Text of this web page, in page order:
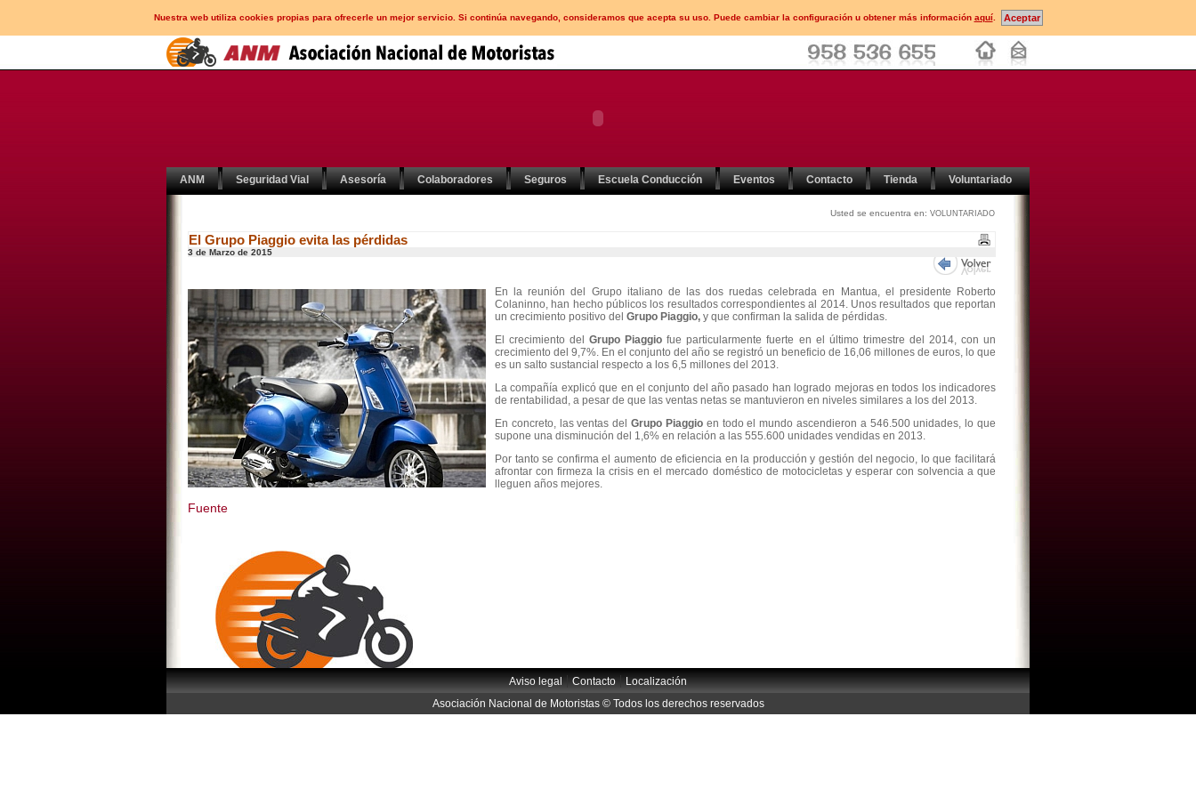
Nuestra web utiliza cookies propias para ofrecerle un mejor servicio. Si continúa navegando, consideramos que acepta su uso. Puede cambiar la configuración u obtener más información aquí.
ANM Seguridad Vial Asesoría Colaboradores Seguros Escuela Conducción Eventos Contacto Tienda Voluntariado
Usted se encuentra en: VOLUNTARIADO
El Grupo Piaggio evita las pérdidas
3 de Marzo de 2015
En la reunión del Grupo italiano de las dos ruedas celebrada en Mantua, el presidente Roberto
Colaninno, han hecho públicos los resultados correspondientes al 2014. Unos resultados que reportan
un crecimiento positivo del Grupo Piaggio, y que confirman la salida de pérdidas.
El crecimiento delGrupo Piaggio fue particularmente fuerte en el último trimestre del 2014, con un
crecimiento del 9,7%. En el conjunto del año se registró un beneficio de 16,06 millones de euros, lo que
es un salto sustancial respecto a los 6,5 millones del 2013.
La compañía explicó que en el conjunto del año pasado han logrado mejoras en todos los indicadores
de rentabilidad, a pesar de que las ventas netas se mantuvieron en niveles similares a los del 2013.
En concreto, las ventas del Grupo Piaggioen todo el mundo ascendieron a 546.500 unidades, lo que
supone una disminución del 1,6% en relación a las 555.600 unidades vendidas en 2013.
Por tanto se confirma el aumento de eficiencia en la producción y gestión del negocio, lo que facilitará
afrontar con firmeza la crisis en el mercado doméstico de motocicletas y esperar con solvencia a que
lleguen años mejores.
Fuente
Aviso legal|Contacto|Localización
Asociación Nacional de Motoristas © Todos los derechos reservados